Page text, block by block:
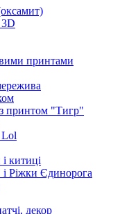
3D
принтами
з принтом "Тигр"
Lol
китиці
Ріжки Єдинорога
декор